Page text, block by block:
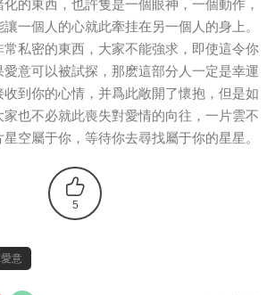
的東西，也許隻是一個眼神，一個動作，
一個人的心就此牽挂在另一個人的身上。
私密的東西，大家不能強求，即使這令你
意可以被試探，那麽這部分人一定是幸運
到你的心情，并爲此敞開了懷抱，但是如
也不必就此喪失對愛情的向往，一片雲不
空屬于你，等待你去尋找屬于你的星星。
5
意